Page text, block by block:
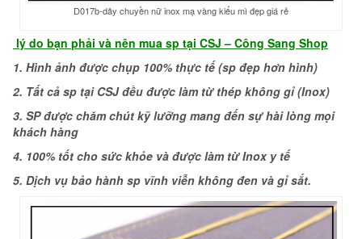
D017b-dây chuyền nữ inox mạ vàng kiểu mì đẹp giá rẻ
lý do bạn phải và nên mua sp tại CSJ – Công Sang Shop
1. Hình ảnh được chụp 100% thực tế (sp đẹp hơn hình)
2. Tất cả sp tại CSJ đều được làm từ thép không gỉ (Inox)
3. SP được chăm chút kỹ lưỡng mang đến sự hài lòng mọi
khách hàng
4. 100% tốt cho sức khỏe và được làm từ Inox y tế
5. Dịch vụ bảo hành sp vĩnh viễn không đen và gỉ sắt.